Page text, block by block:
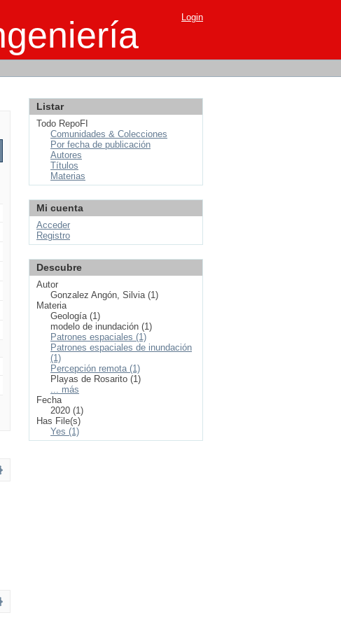
Login
Listar
Todo RepoFI
Comunidades & Colecciones
Por fecha de publicación
Autores
Títulos
Materias
Mi cuenta
Acceder
Registro
Descubre
Autor
Gonzalez Angón, Silvia (1)
Materia
Geología (1)
modelo de inundación (1)
Patrones espaciales (1)
Patrones espaciales de inundación
(1)
Percepción remota (1)
Playas de Rosarito (1)
... más
Fecha
2020 (1)
Has File(s)
Yes (1)